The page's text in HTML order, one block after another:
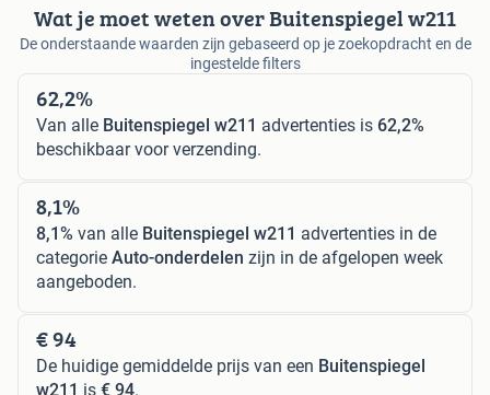
Wat je moet weten over Buitenspiegel w211
De onderstaande waarden zijn gebaseerd op je zoekopdracht en de
ingestelde filters
62,2%
Van alle Buitenspiegel w211 advertenties is 62,2%
beschikbaar voor verzending.
8,1%
8,1% van alle Buitenspiegel w211 advertenties in de
categorie Auto-onderdelen zijn in de afgelopen week
aangeboden.
€ 94
De huidige gemiddelde prijs van een Buitenspiegel
w211 is € 94.